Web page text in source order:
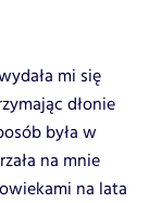
mi się
dłonie
była w
na mnie
na lata